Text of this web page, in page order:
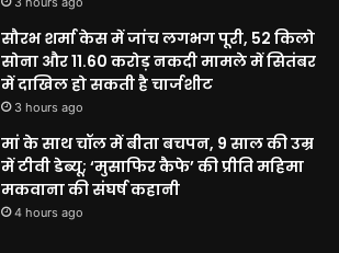
सौरभ शर्मा केस में जांच लगभग पूरी, 52 किलो
सोना और 11.60 करोड़ नकदी मामले में सितंबर
में दाखिल हो सकती है चार्जशीट
3 hours ago
मां के साथ चॉल में बीता बचपन, 9 साल की उम्र
में टीवी डेब्यू; ‘मुसाफिर कैफे’ की प्रीति महिमा
मकवाना की संघर्ष कहानी
4 hours ago